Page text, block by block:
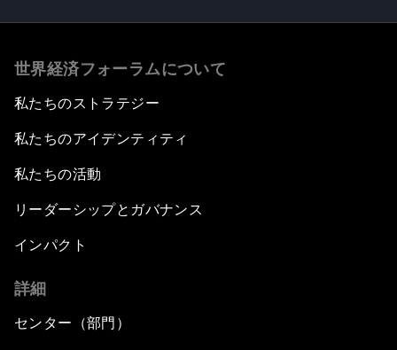
世界経済フォーラムについて
私たちのストラテジー
私たちのアイデンティティ
私たちの活動
リーダーシップとガバナンス
インパクト
詳細
センター（部門）